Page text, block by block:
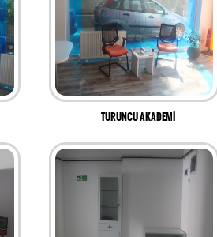
TURUNCU AKADEMİ